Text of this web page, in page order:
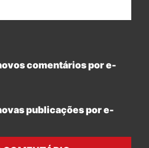
comentários por e-
publicações por e-